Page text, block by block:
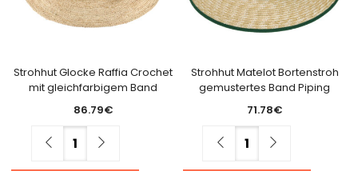
Strohhut Glocke Raffia Crochet
mit gleichfarbigem Band
86.79€
Menge
Strohhut Matelot Bortenstroh
gemustertes Band Piping
71.78€
Menge